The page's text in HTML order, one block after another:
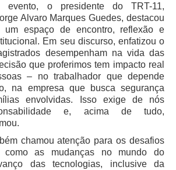
de Pessoas
Vitaliciamento
Integral à Saúde de Magistrados e
Permanente
ao Trabalho Infantil e de Estímulo à
à Participação Institucional Feminina
TRT-11
e Enfrentamento do Assédio
Sexual e da Discriminação
evento, o presidente do TRT-11,
Alvaro Marques Guedes, destacou
um espaço de encontro, reflexão e
Em seu discurso, enfatizou o
desempenham na vida das
que proferimos tem impacto real
– no trabalhador que depende
na empresa que busca segurança
envolvidas. Isso exige de nós
e, acima de tudo,
chamou atenção para os desafios
como as mudanças no mundo do
das tecnologias, inclusive da